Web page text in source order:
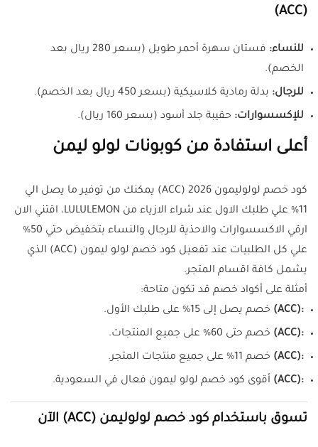
(ACC)
للنساء:
فستان سهرة أحمر طويل (بسعر 280 ريال بعد
الخصم).
للرجال: بدلة رمادية كلاسيكية (بسعر 450 ريال بعد الخصم).
للإكسسوارات: حقيبة جلد أسود (بسعر 160 ريال).
أعلى استفادة من كوبونات لولو ليمن
كود خصم لولوليمون 2026 (ACC) يمكنك من توفير ما يصل الي
11% علي طلبك الاول عند شراء الازياء من LULULEMON، اقتني الان
ارقي الاكسسوارات والاحذية للرجال والنساء بتخفيض حتي 50%
علي كل الطلبيات عند تفعيل كود خصم لولو ليمون (ACC)
الذي
يشمل كافة اقسام المتجر.
أمثلة على أكواد خصم قد تكون متاحة:
(ACC): خصم يصل إلى 15% على طلبك الأول.
(ACC): خصم حتى 60% على جميع المنتجات.
(ACC): خصم 11% على جميع منتجات المتجر.
(ACC): أقوى كود خصم لولو ليمون فعال في السعودية.
تسوق باستخدام كود خصم لولوليمن (ACC) الآن